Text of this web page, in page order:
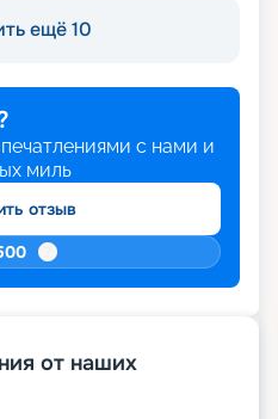
ещё 10
с нами и
миль
отзыв
от наших